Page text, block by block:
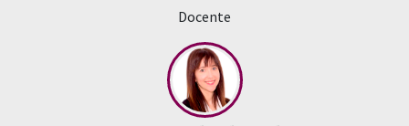
Docente